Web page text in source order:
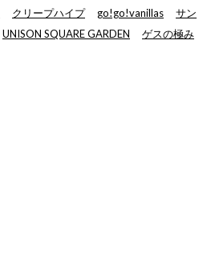
クリープハイプ go!go!vanillas
サン
UNISON SQUARE GARDEN
ゲスの極み